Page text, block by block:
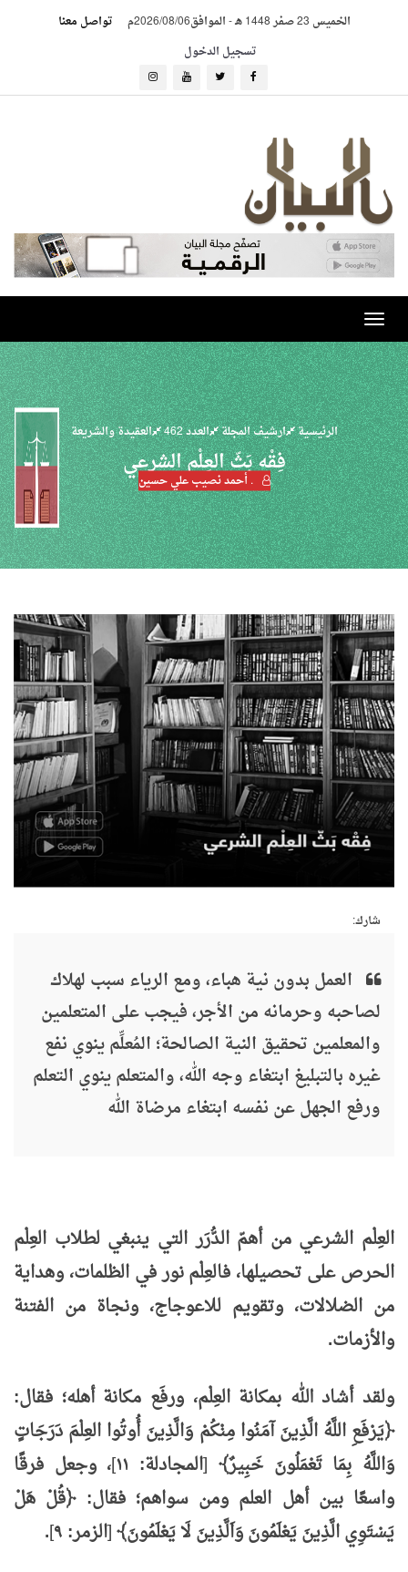
الخميس 23 صفر 1448 هـ -الموافق2026/08/06م
تواصل معنا
تسجيل الدخول
Toggle
navigation
الرئيسية ارشيف المجلة العدد 462 العقيدة والشريعة
فِقْه بَثّ العِلْم الشرعي
. أحمد نصيب علي حسين
شارك:
العمل بدون نية هباء، ومع الرياء سبب لهلاك
لصاحبه وحرمانه من الأجر، فيجب على المتعلمين
والمعلمين تحقيق النية الصالحة؛ المُعلِّم ينوي نفع
غيره بالتبليغ ابتغاء وجه الله، والمتعلم ينوي التعلم
ورفع الجهل عن نفسه ابتغاء مرضاة الله
العِلْم الشرعي من أهمّ الدُّرَر التي ينبغي لطلاب العِلْم
الحرص على تحصيلها، فالعِلْم نور في الظلمات، وهداية
من الضلالات، وتقويم للاعوجاج، ونجاة من الفتنة
والأزمات.
ولقد أشاد الله بمكانة العِلْم، ورفَع مكانة أهله؛ فقال:
﴿يَرْفَعِ اللَّهُ الَّذِينَ آمَنُوا مِنْكُمْ وَالَّذِينَ أُوتُوا العِلْمَ دَرَجَاتٍ
وَاللَّهُ بِمَا تَعْمَلُونَ خَبِيرٌ﴾ [المجادلة: ١١ ]، وجعل فرقًا
واسعًا بين أهل العلم ومن سواهم؛ فقال: ﴿قُلْ هَلْ
يَسْتَوِي الَّذِينَ يَعْلَمُونَ وَاَلَّذِينَ لَا يَعْلَمُونَ﴾[الزمر: ٩ ]
.